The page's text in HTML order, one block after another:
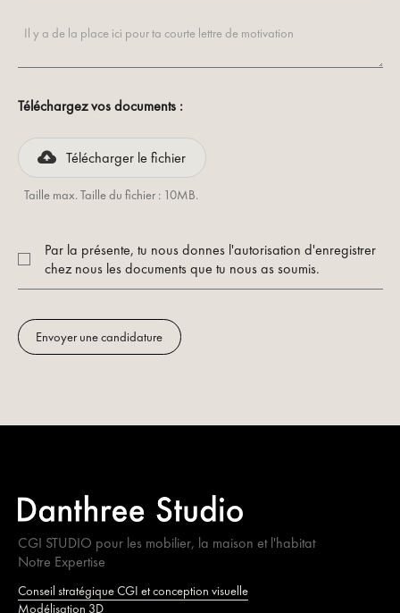
Téléchargez vos documents :
Télécharger le fichier
Taille max. Taille du fichier : 10MB.
Par la présente, tu nous donnes l'autorisation d'enregistrer
chez nous les documents que tu nous as soumis.
Envoyer une candidature
CGI STUDIO pour les mobilier, la maison et l'habitat
Notre Expertise
Conseil stratégique CGI et conception visuelle
Modélisation 3D